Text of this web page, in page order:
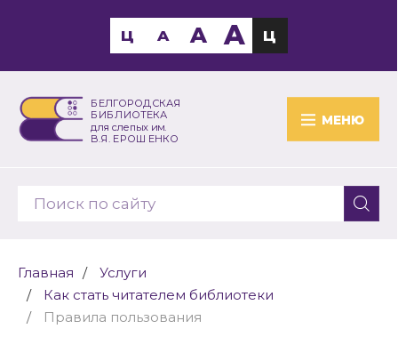
БЕЛГОРОДСКАЯ
БИБЛИОТЕКА
для слепых им.
В.Я. ЕРОШЕНКО
МЕНЮ
Ц A A A Ц
Главная
Услуги
Как стать читателем библиотеки
Правила пользования